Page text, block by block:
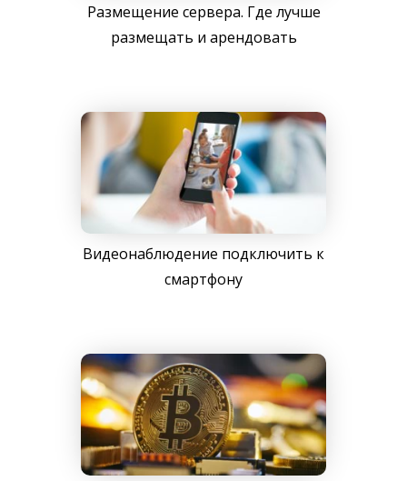
Размещение сервера. Где лучше
размещать и арендовать
Видеонаблюдение подключить к
смартфону